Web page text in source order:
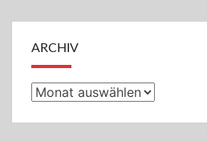
ARCHIV
Archiv